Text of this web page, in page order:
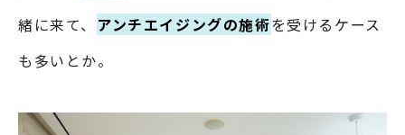
緒に来て、 アンチエイジングの施術を受けるケース
も多いとか。